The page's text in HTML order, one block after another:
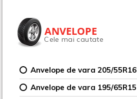
ANVELOPE
Cele mai cautate
Anvelope de vara 205/55R16
Anvelope de vara 195/65R15